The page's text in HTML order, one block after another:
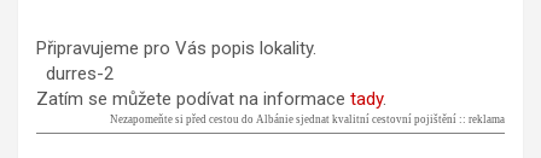
Připravujeme pro Vás popis lokality.
durres-2
Zatím se můžete podívat na informace tady.
Nezapomeňte si před cestou do Albánie sjednat kvalitní cestovní pojištění :: reklama